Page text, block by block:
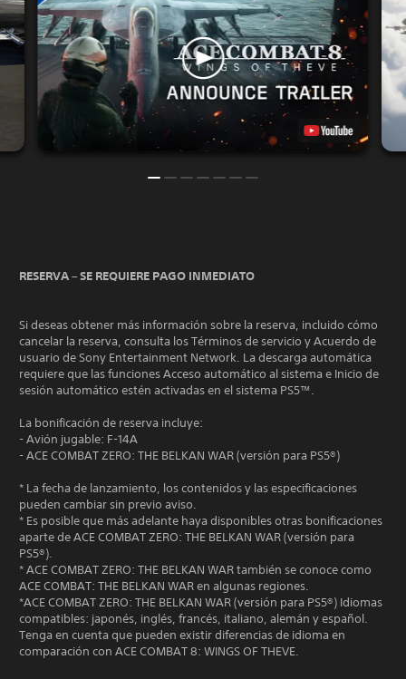
RESERVA – SE REQUIERE PAGO INMEDIATO
Si deseas obtener más información sobre la reserva, incluido cómo
cancelar la reserva, consulta los Términos de servicio y Acuerdo de
usuario de Sony Entertainment Network. La descarga automática
requiere que las funciones Acceso automático al sistema e Inicio de
sesión automático estén activadas en el sistema PS5™.
La bonificación de reserva incluye:
- Avión jugable: F-14A
- ACE COMBAT ZERO: THE BELKAN WAR (versión para PS5®)
* La fecha de lanzamiento, los contenidos y las especificaciones
pueden cambiar sin previo aviso.
* Es posible que más adelante haya disponibles otras bonificaciones
aparte de ACE COMBAT ZERO: THE BELKAN WAR (versión para
PS5®).
* ACE COMBAT ZERO: THE BELKAN WAR también se conoce como
ACE COMBAT: THE BELKAN WAR en algunas regiones.
*ACE COMBAT ZERO: THE BELKAN WAR (versión para PS5®) Idiomas
compatibles: japonés, inglés, francés, italiano, alemán y español.
Tenga en cuenta que pueden existir diferencias de idioma en
comparación con ACE COMBAT 8: WINGS OF THEVE.